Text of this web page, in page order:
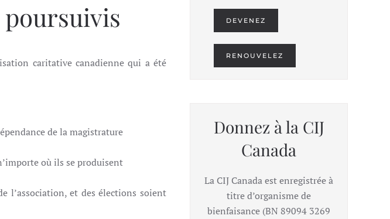
caritative canadienne qui a été
de la magistrature
où ils se produisent
l’association, et des élections soient
DEVENEZ
RENOUVELEZ
Donnez à la CIJ
Canada
La CIJ Canada est enregistrée à
titre d’organisme de
bienfaisance (BN 89094 3269